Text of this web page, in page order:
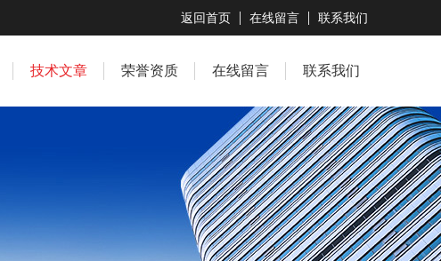
返回首页 在线留言 联系我们
技术文章 荣誉资质 在线留言 联系我们